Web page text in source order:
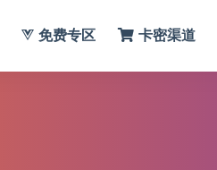
免费专区 卡密渠道